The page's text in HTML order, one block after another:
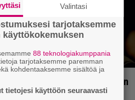
vuodelta 1999 – Stephen
takeina
Valintasi
tarjotaksemme
88 teknologiakumppania
tarjotaksemme paremman
kohdentaaksemme sisältöä ja
tietojesi käyttöön seuraavasti